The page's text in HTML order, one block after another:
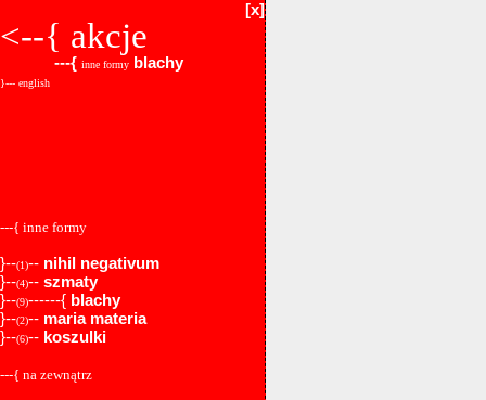
[x]
<--{ akcje
---{ inne formy blachy
}--- english
---{ inne formy
}--(1)-- nihil negativum
}--(4)-- szmaty
}--(9)------{ blachy
}--(2)-- maria materia
}--(6)-- koszulki
---{ na zewnątrz